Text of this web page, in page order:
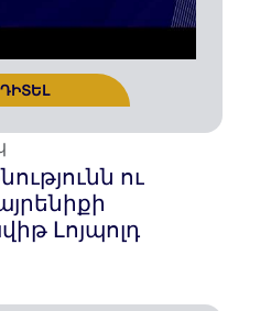
ԴԻՏԵԼ
ու
Լոյպոլդ